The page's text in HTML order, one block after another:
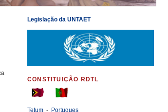
Legislação da UNTAET
CONSTITUIÇÃO RDTL
Tetum - Portugues